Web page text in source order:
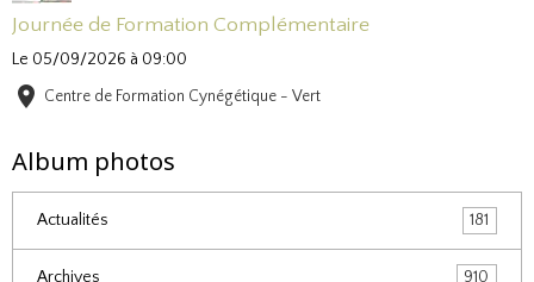
Journée de Formation Complémentaire
Le 05/09/2026 à 09:00
Centre de Formation Cynégétique - Vert
Album photos
Actualités 181
Archives 910